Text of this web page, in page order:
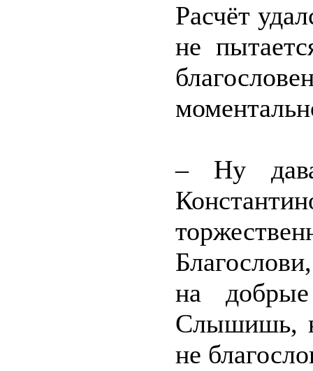
Расчёт
не
– Ну
на
Слышишь,
не